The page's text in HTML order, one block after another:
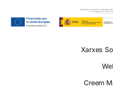
Xarxes
Creem